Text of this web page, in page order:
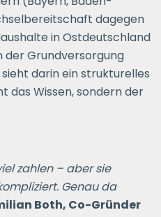
dagegen
in Ostdeutschland
Grundversorgung
sieht darin ein strukturelles
das Wissen, sondern der
zahlen – aber sie
Genau da
Both, Co-Gründer